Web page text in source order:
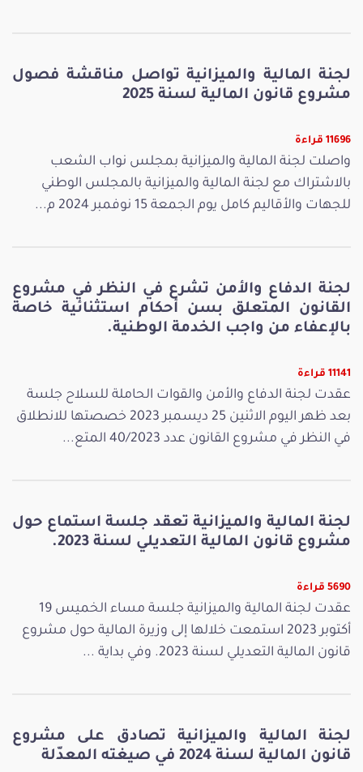
لجنة المالية والميزانية تواصل مناقشة فصول
مشروع قانون المالية لسنة 2025
11696 قراءة
واصلت لجنة المالية والميزانية بمجلس نواب الشعب
بالاشتراك مع لجنة المالية والميزانية بالمجلس الوطني
للجهات والأقاليم كامل يوم الجمعة 15 نوفمبر 2024 م...
لجنة الدفاع والأمن تشرع في النظر في مشروع
القانون المتعلق بسن أحكام استثنائية خاصة
بالإعفاء من واجب الخدمة الوطنية.
11141 قراءة
عقدت لجنة الدفاع والأمن والقوات الحاملة للسلاح جلسة
بعد ظهر اليوم الاثنين 25 ديسمبر 2023 خصصتها للانطلاق
في النظر في مشروع القانون عدد 40/2023 المتع...
لجنة المالية والميزانية تعقد جلسة استماع حول
مشروع قانون المالية التعديلي لسنة 2023.
5690 قراءة
عقدت لجنة المالية والميزانية جلسة مساء الخميس 19
أكتوبر 2023 استمعت خلالها إلى وزيرة المالية حول مشروع
قانون المالية التعديلي لسنة 2023. وفي بداية ...
لجنة المالية والميزانية تصادق على مشروع
قانون المالية لسنة 2024 في صيغته المعدّلة